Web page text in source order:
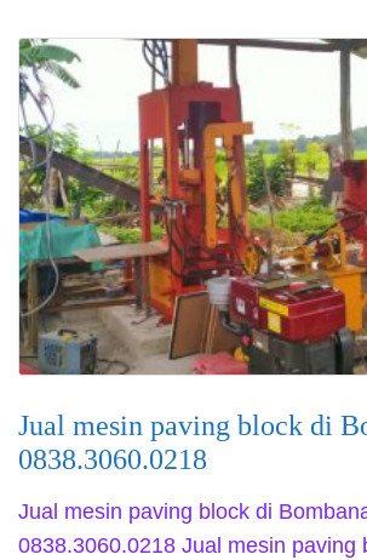
Jual mesin paving block di
0838.3060.0218
Jual mesin paving block di
0838.3060.0218 Jual mesin paving